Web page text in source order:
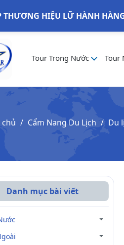
THƯƠNG HIỆU LỮ HÀNH
Tour Trong Nước Tour
chủ Cẩm Nang Du Lịch Du
Danh mục bài viết